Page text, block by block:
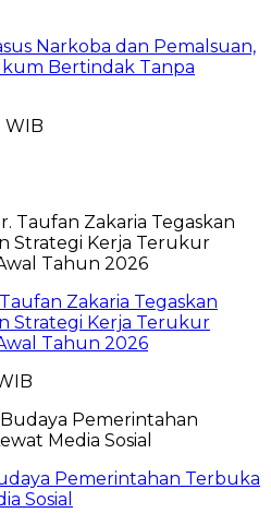
Narkoba dan Pemalsuan,
Bertindak Tanpa
WIB
Zakaria Tegaskan
Strategi Kerja Terukur
Tahun 2026
Pemerintahan Terbuka
Sosial